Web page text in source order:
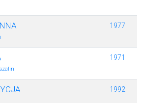
1977
1971
1992